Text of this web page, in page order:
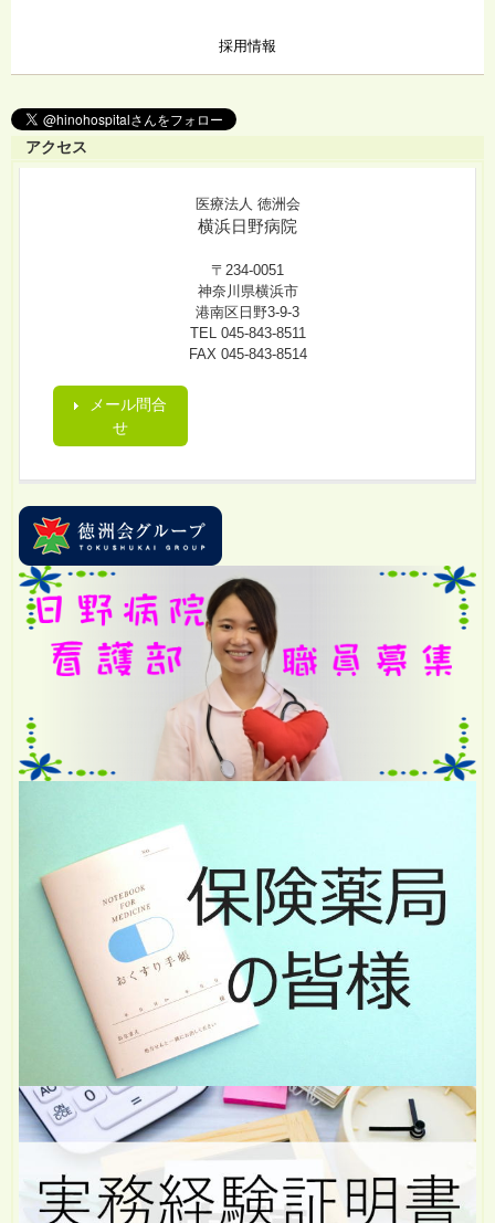
採用情報
アクセス
医療法人 徳洲会
横浜日野病院
〒234-0051
神奈川県横浜市
港南区日野3-9-3
TEL 045-843-8511
FAX 045-843-8514
メール問合
せ